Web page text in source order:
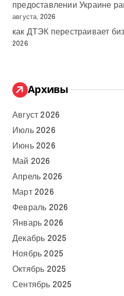
предоставлении Украине
августа, 2026
как ДТЭК перестраивает
2026
Архивы
Август 2026
Июль 2026
Июнь 2026
Май 2026
Апрель 2026
Март 2026
Февраль 2026
Январь 2026
Декабрь 2025
Ноябрь 2025
Октябрь 2025
Сентябрь 2025